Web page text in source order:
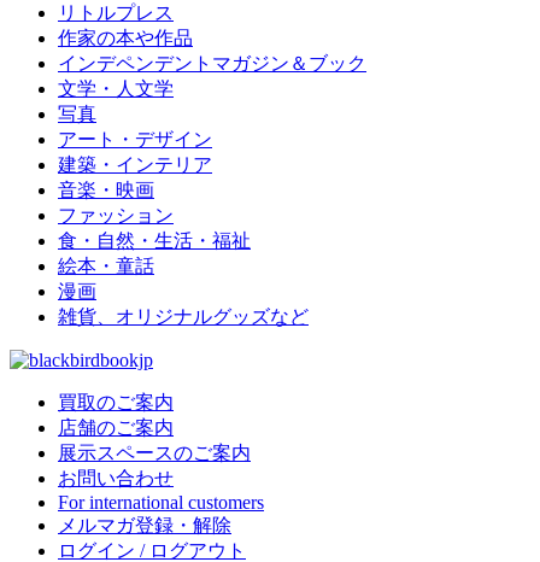
リトルプレス
作家の本や作品
インデペンデントマガジン＆ブック
文学・人文学
写真
アート・デザイン
建築・インテリア
音楽・映画
ファッション
食・自然・生活・福祉
絵本・童話
漫画
雑貨、オリジナルグッズなど
買取のご案内
店舗のご案内
展示スペースのご案内
お問い合わせ
For international customers
メルマガ登録・解除
ログイン / ログアウト